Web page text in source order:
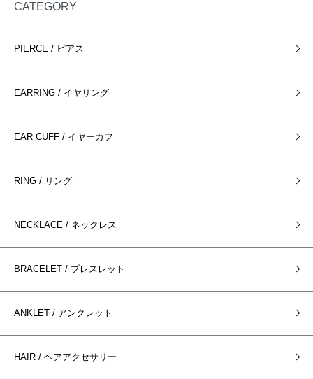
CATEGORY
PIERCE / ピアス
EARRING / イヤリング
EAR CUFF / イヤーカフ
RING / リング
NECKLACE / ネックレス
BRACELET / ブレスレット
ANKLET / アンクレット
HAIR / ヘアアクセサリー